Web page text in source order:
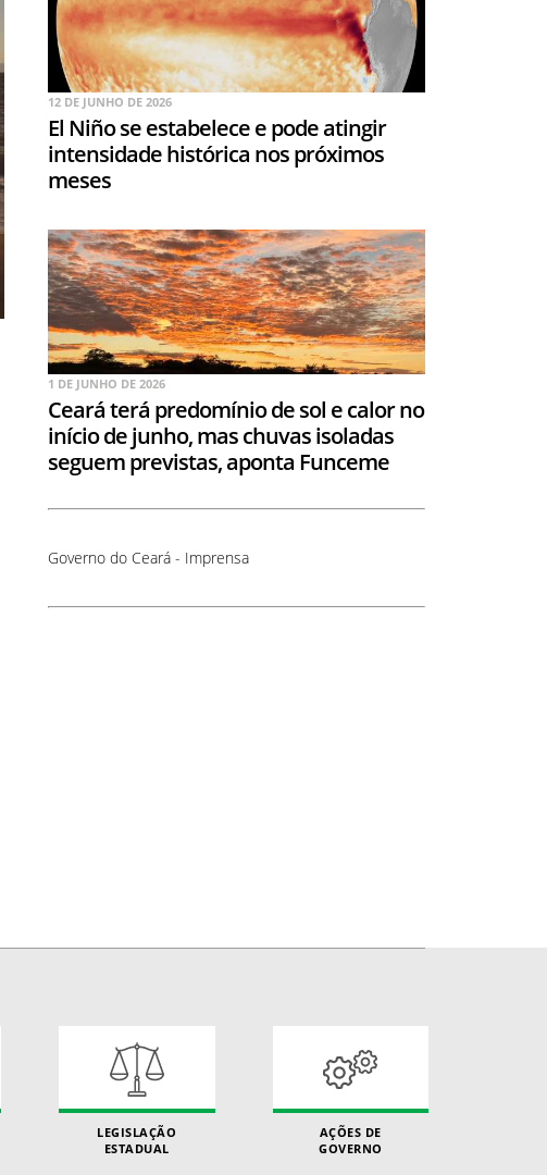
12 DE JUNHO DE 2026
El Niño se estabelece e pode atingir
intensidade histórica nos próximos
meses
1 DE JUNHO DE 2026
Ceará terá predomínio de sol e calor no
início de junho, mas chuvas isoladas
seguem previstas, aponta Funceme
Governo do Ceará - Imprensa
LEGISLAÇÃO
ESTADUAL
AÇÕES DE
GOVERNO